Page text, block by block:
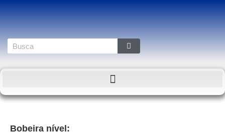
Bobeira nível: